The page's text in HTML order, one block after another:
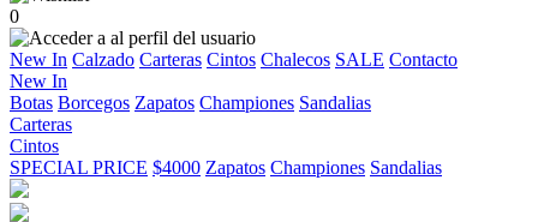
0
New In Calzado Carteras Cintos Chalecos SALE Contacto
New In
Botas Borcegos Zapatos Championes Sandalias
Carteras
Cintos
SPECIAL PRICE $4000 Zapatos Championes Sandalias